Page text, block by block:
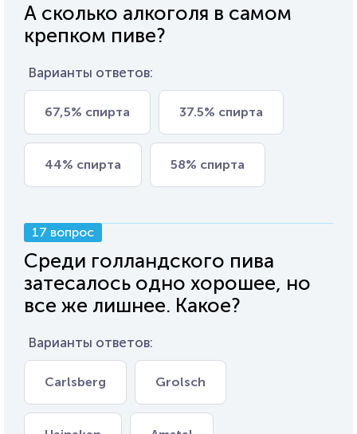
А сколько алкоголя в самом
крепком пиве?
Варианты ответов:
67,5% спирта 37.5% спирта
44% спирта 58% спирта
17 вопрос
Среди голландского пива
затесалось одно хорошее, но
все же лишнее. Какое?
Варианты ответов:
Carlsberg Grolsch